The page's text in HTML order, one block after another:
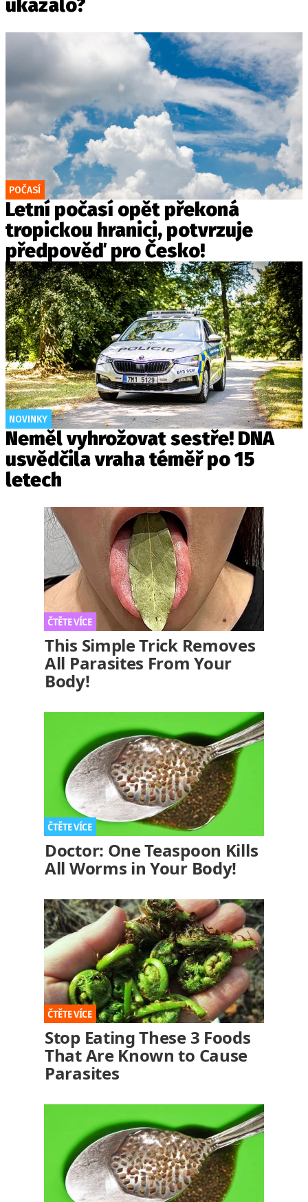
ukázalo?
POČASÍ
Letní počasí opět překoná
tropickou hranici, potvrzuje
předpověď pro Česko!
NOVINKY
Neměl vyhrožovat sestře! DNA
usvědčila vraha téměř po 15
letech
This Simple Trick Removes
All Parasites From Your
Body!
Doctor: One Teaspoon Kills
All Worms in Your Body!
Stop Eating These 3 Foods
That Are Known to Cause
Parasites